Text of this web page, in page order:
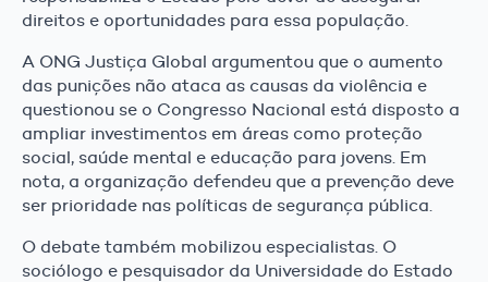
direitos e oportunidades para essa população.
A ONG Justiça Global argumentou que o aumento
das punições não ataca as causas da violência e
questionou se o Congresso Nacional está disposto a
ampliar investimentos em áreas como proteção
social, saúde mental e educação para jovens. Em
nota, a organização defendeu que a prevenção deve
ser prioridade nas políticas de segurança pública.
O debate também mobilizou especialistas. O
sociólogo e pesquisador da Universidade do Estado